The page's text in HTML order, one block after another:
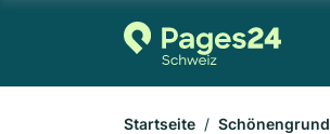
Startseite Schönengrund